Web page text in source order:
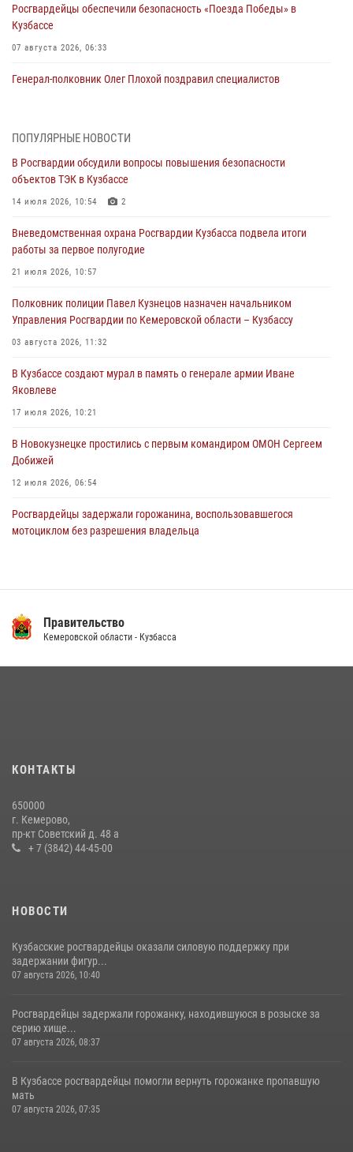
Росгвардейцы обеспечили безопасность «Поезда Победы» в
Кузбассе
07 августа 2026, 06:33
Генерал-полковник Олег Плохой поздравил специалистов
07 августа 2026, 05:32
С 1 сентября 2026 года вступает в силу новый федеральный закон о
частной охранной деятельности
06 августа 2026, 10:19
Росгвардейцы задержали предполагаемого виновника причинения
ножевого ранения кемеровчанину
06 августа 2026, 09:18
Росгвардейцы задержали мужчину, повредившего имущество
горожанки
06 августа 2026, 08:17
Росгвардейцы пресекли противоправные действия и защитили
новокузнечанку от агрессивного знакомого
06 августа 2026, 07:16
ПОПУЛЯРНЫЕ НОВОСТИ
В Росгвардии обсудили вопросы повышения безопасности
объектов ТЭК в Кузбассе
14 июля 2026, 10:54 2
Вневедомственная охрана Росгвардии Кузбасса подвела итоги
работы за первое полугодие
21 июля 2026, 10:57
Полковник полиции Павел Кузнецов назначен начальником
Управления Росгвардии по Кемеровской области – Кузбассу
03 августа 2026, 11:32
В Кузбассе создают мурал в память о генерале армии Иване
Яковлеве
17 июля 2026, 10:21
В Новокузнецке простились с первым командиром ОМОН Сергеем
Добижей
12 июля 2026, 06:54
Росгвардейцы задержали горожанина, воспользовавшегося
мотоциклом без разрешения владельца
24 июля 2026, 10:35 3
06 августа 2026, 10:19
гипермаркета товары на 13 тысяч рублей (ВИДЕО)
16 июля 2026, 06:43
Правительство
Кемеровской области - Кузбасса
КОНТАКТЫ
650000
г. Кемерово,
пр-кт Советский д. 48 а
+ 7 (3842) 44-45-00
НОВОСТИ
Кузбасские росгвардейцы оказали силовую поддержку при
задержании фигур...
07 августа 2026, 10:40
Росгвардейцы задержали горожанку, находившуюся в розыске за
серию хище...
07 августа 2026, 08:37
В Кузбассе росгвардейцы помогли вернуть горожанке пропавшую
мать
07 августа 2026, 07:35